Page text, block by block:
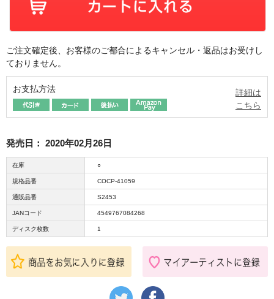
ご注文確定後、お客様のご都合によるキャンセル・返品はお受けし
ておりません。
お支払方法
詳細は
こちら
発売日： 2020年02月26日
在庫 ○
規格品番 COCP-41059
通販品番 S2453
JANコード 4549767084268
ディスク枚数 1